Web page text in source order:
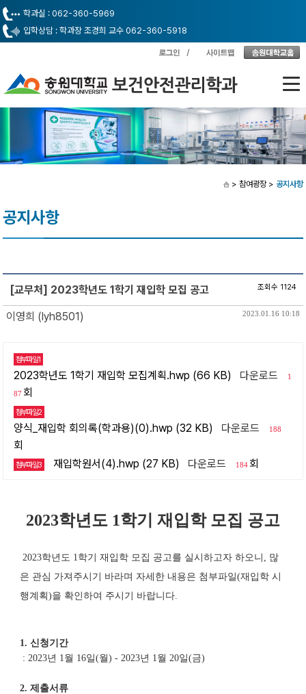
학과실 : 062-360-5969
입학상담 : 학과장 조경희 교수 062-360-5918
> 참여광장> 공지사항
공지사항
[교무처] 2023학년도 1학기 재입학 모집 공고 조회수 1124
이영희 (lyh8501) 2023.01.16 10:18
첨부파일1
2023학년도 1학기 재입학 모집계획.hwp (66 KB) 다운로드 1
87 회
첨부파일2
양식_재입학 회의록(학과용)(0).hwp (32 KB) 다운로드 188
회
첨부파일3 재입학원서(4).hwp (27 KB) 다운로드 184 회
2023학년도 1학기 재입학 모집 공고
2023학년도 1 학기 재입학 모집 공고를 실시하고자 하오니
많
은 관심 가져주시기 바라며 자세한 내용은 첨부파일(재입학 시
행계획)을 확인하여 주시기 바랍니다
1.신청기간
: 2023년 1월 16일(월) - 2023년 1월 20일(금)
2.제출서류